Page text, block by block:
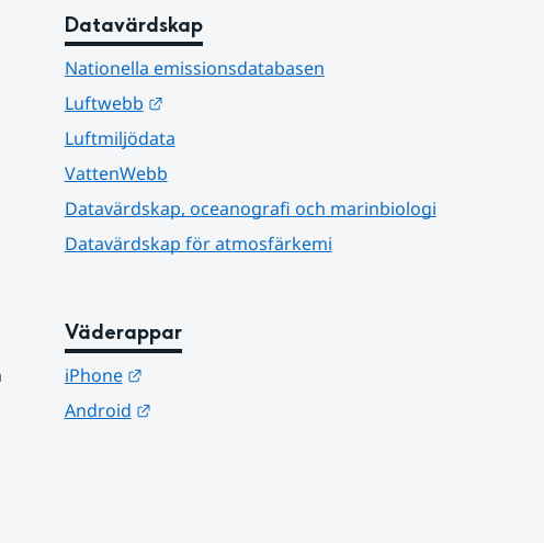
Datavärdskap
Nationella emissionsdatabasen
Luftwebb
Länk till annan webbplats.
Luftmiljödata
VattenWebb
Datavärdskap, oceanografi och marinbiologi
Datavärdskap för atmosfärkemi
Väderappar
iPhone
Länk till annan webbplats.
Android
Länk till annan webbplats.